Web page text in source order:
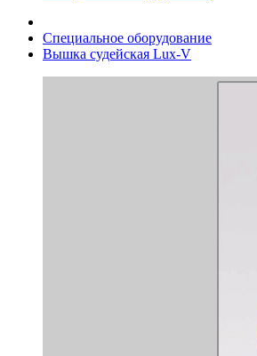
Специальное оборудование
Вышка судейская Lux-V